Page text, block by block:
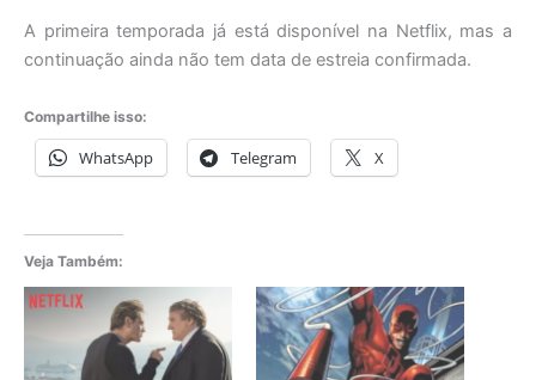
A primeira temporada já está disponível na Netflix, mas a
continuação ainda não tem data de estreia confirmada.
Compartilhe isso:
WhatsApp Telegram X
Veja Também: